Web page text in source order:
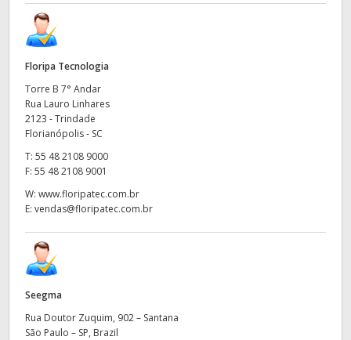
Malaysia
Netherlands
New Zealand
Norway
Poland
Portugal
South Africa
Spain
Floripa Tecnologia
Torre B 7° Andar
Rua Lauro Linhares
2123 - Trindade
Florianópolis - SC
T: 55 48 2108 9000
F: 55 48 2108 9001
W: www.floripatec.com.br
E: vendas@floripatec.com.br
Seegma
Rua Doutor Zuquim, 902 – Santana
São Paulo – SP, Brazil